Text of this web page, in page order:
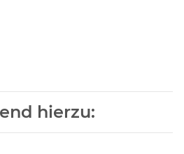
hierzu: